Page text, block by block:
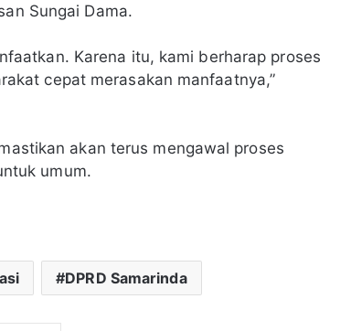
Sungai Dama.
Karena itu, kami berharap proses
cepat merasakan manfaatnya,”
akan terus mengawal proses
umum.
DPRD Samarinda